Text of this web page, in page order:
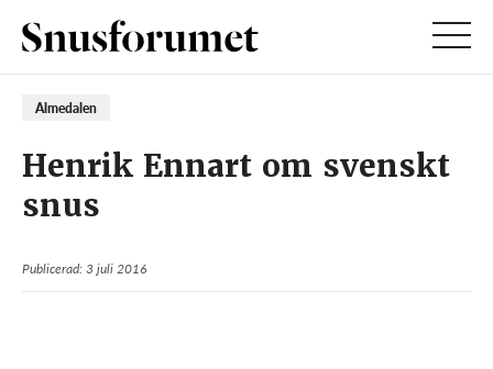
Almedalen
Henrik Ennart om svenskt
snus
Publicerad: 3 juli 2016